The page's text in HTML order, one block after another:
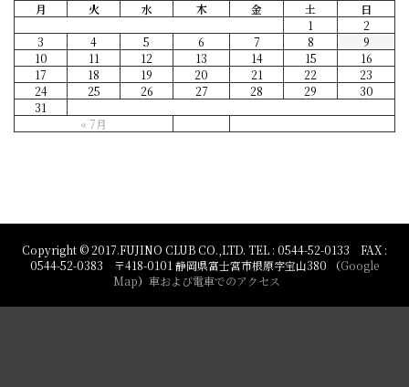
月
火 水 木 金 土 日
« 7月
1
2
3
4 5 6 7 8
9
10
11 12 13 14 15
16
17
18 19 20 21 22
23
24
25 26 27 28 29
30
31
Copyright © 2017.FUJINO CLUB CO.,LTD. TEL : 0544-52-0133 FAX :
0544-52-0383 〒418-0101 静岡県富士宮市根原字宝山380 （Google
Map） 車および電車でのアクセス